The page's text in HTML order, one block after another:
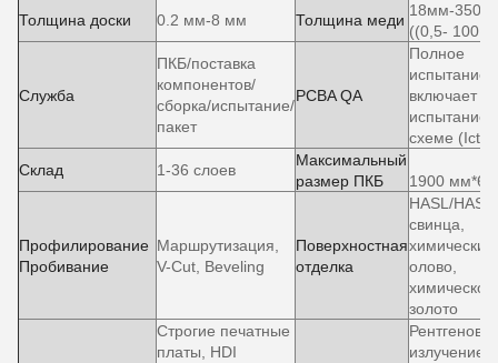
Толщина доски
0.2 мм-8 мм Толщина меди
18мм-
((0,5- 100
Служба
ПКБ/поставка
компонентов/
сборка/испытание/
пакет
PCBA QA
Полное
испытание
включает
испытание
схеме (Ict)
Склад
1-36 слоев
Максимальный
размер ПКБ
1900
Профилирование
Пробивание
Маршрутизация,
V-Cut, Beveling
Поверхностная
отделка
HASL/HASL
свинца,
химический
олово,
химическое
золото
Строгие печатные
платы, HDI